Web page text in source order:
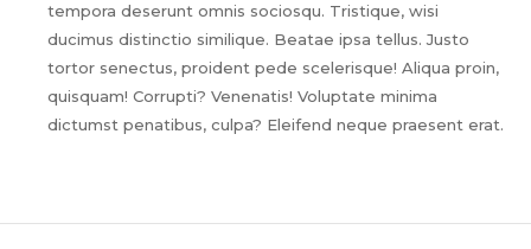
tempora deserunt omnis sociosqu. Tristique, wisi
ducimus distinctio similique. Beatae ipsa tellus. Justo
tortor senectus, proident pede scelerisque! Aliqua proin,
quisquam! Corrupti? Venenatis! Voluptate minima
dictumst penatibus, culpa? Eleifend neque praesent erat.